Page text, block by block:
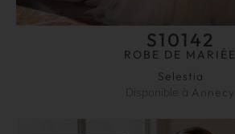
S10142
ROBE DE MARIÉE
Selestia
Disponible à Annecy